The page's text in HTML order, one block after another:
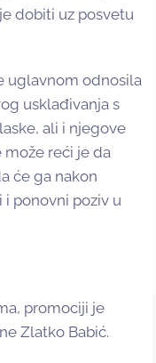
dobiti uz posvetu
uglavnom odnosila
usklađivanja s
ali i njegove
može reći je da
će ga nakon
i ponovni poziv u
promociji je
Zlatko Babić.